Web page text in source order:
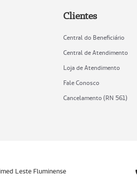
Clientes
Central do Beneficiário
Central de Atendimento
Loja de Atendimento
Fale Conosco
Cancelamento (RN 561)
Leste Fluminense